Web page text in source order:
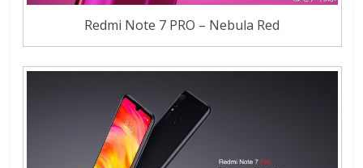
Redmi Note 7 PRO – Nebula Red